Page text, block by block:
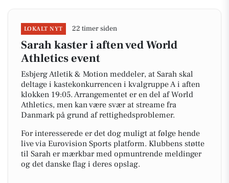
LOKALT NYT 22 timer siden
Sarah kaster i aften ved World
Athletics event
Esbjerg Atletik & Motion meddeler, at Sarah skal
deltage i kastekonkurrencen i kvalgruppe A i aften
klokken 19:05. Arrangementet er en del af World
Athletics, men kan være svær at streame fra
Danmark på grund af rettighedsproblemer.
For interesserede er det dog muligt at følge hende
live via Eurovision Sports platform. Klubbens støtte
til Sarah er mærkbar med opmuntrende meldinger
og det danske flag i deres opslag.